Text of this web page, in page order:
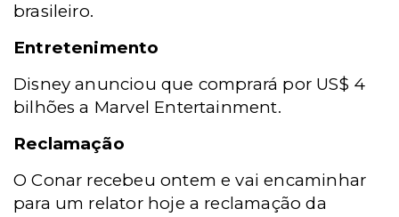
brasileiro.
Entretenimento
Disney anunciou que comprará por US$ 4
bilhões a Marvel Entertainment.
Reclamação
O Conar recebeu ontem e vai encaminhar
para um relator hoje a reclamação da